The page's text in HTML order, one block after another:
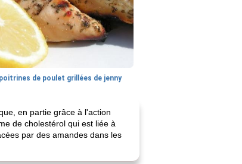
poitrines de poulet grillées de jenny
en partie grâce à l'action
de cholestérol qui est liée à
par des amandes dans les